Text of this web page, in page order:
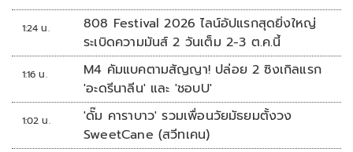
1:24 น.
808 Festival 2026 ไลน์อัปแรกสุดยิ่งใหญ่
ระเบิดความมันส์ 2 วันเต็ม 2-3 ต.ค.นี้
1:16 น.
M4 คัมแบคตามสัญญา! ปล่อย 2 ซิงเกิลแรก
'อะดรีนาลีน' และ 'ชอบU'
1:02 น.
'ดั๊ม คาราบาว' รวมเพื่อนวัยมัธยมตั้งวง
SweetCane (สวีทเคน)